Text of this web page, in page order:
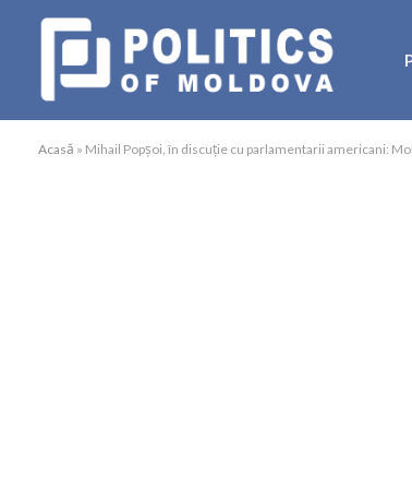
Acasă » Mihail Popșoi, în discuție cu parlamentarii americani: